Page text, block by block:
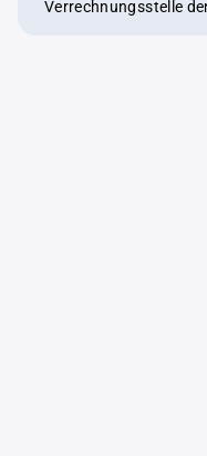
Verrechnungsstelle